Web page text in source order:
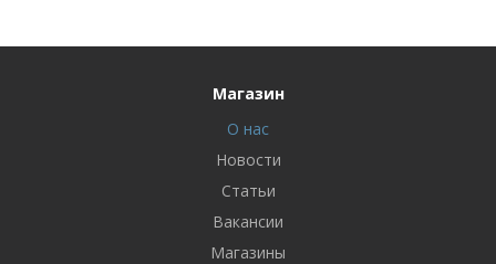
Магазин
О нас
Новости
Статьи
Вакансии
Магазины